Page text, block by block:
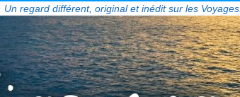
regard différent, original et inédit sur les Voyages.